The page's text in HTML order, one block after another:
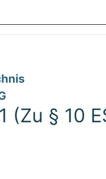
(Zu § 10